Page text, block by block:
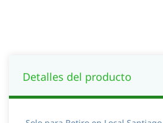
Detalles del producto